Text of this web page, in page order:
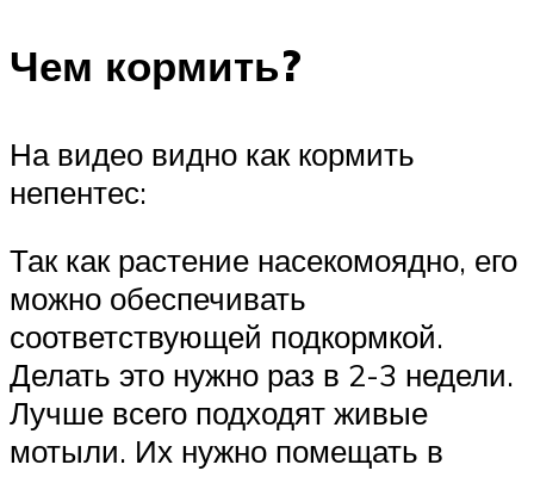
Чем кормить?
На видео видно как кормить
непентес:
Так как растение насекомоядно, его
можно обеспечивать
соответствующей подкормкой.
Делать это нужно раз в 2-3 недели.
Лучше всего подходят живые
мотыли. Их нужно помещать в